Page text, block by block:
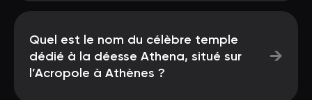
Quel est le nom du célèbre temple
dédié à la déesse Athena, situé sur
l’Acropole à Athènes ?
→